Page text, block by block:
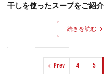
干しを使ったスープをご紹介
続きを読む
Prev 4 5